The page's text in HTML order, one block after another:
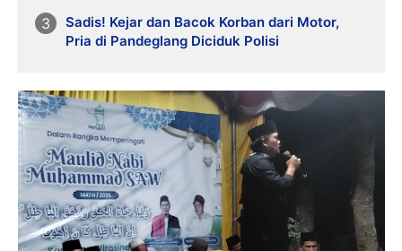
Sadis! Kejar dan Bacok Korban dari Motor,
Pria di Pandeglang Diciduk Polisi